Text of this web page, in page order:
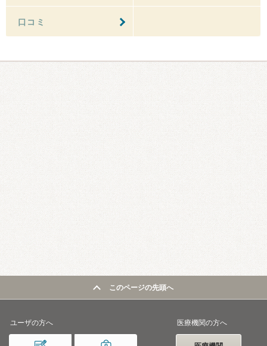
口コミ
このページの先頭へ
ユーザの方へ 医療機関の方へ